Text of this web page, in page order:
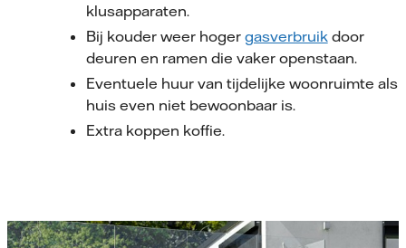
klusapparaten.
Bij kouder weer hoger gasverbruikdoor
deuren en ramen die vaker openstaan.
Eventuele huur van tijdelijke woonruimte als
huis even niet bewoonbaar is.
Extra koppen koffie.